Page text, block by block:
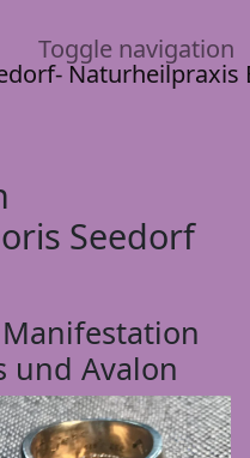
Toggle navigation
Seedorf
und Avalon